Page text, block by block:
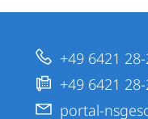
+49 6421
+49 6421
portal-